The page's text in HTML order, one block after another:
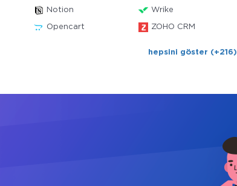
Notion Wrike
Opencart ZOHO CRM
hepsini göster (+216)